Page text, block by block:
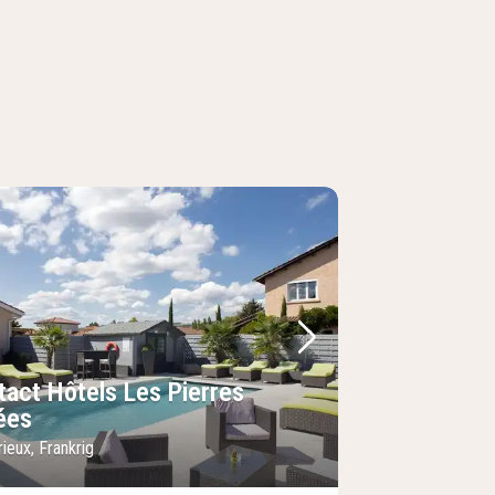
billede
Næste billede
Hôtels Les Pierres
Frankrig